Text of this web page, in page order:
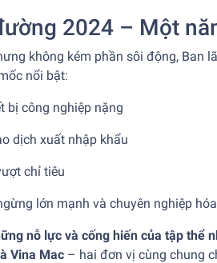
2024 – Một
không kém phần sôi động, Ban
nổi bật:
bị công nghiệp nặng
dịch xuất nhập khẩu
chỉ tiêu
lớn mạnh và chuyên nghiệp hóa
nỗ lực và cống hiến của tập thể
Vina Mac – hai đơn vị cùng chung